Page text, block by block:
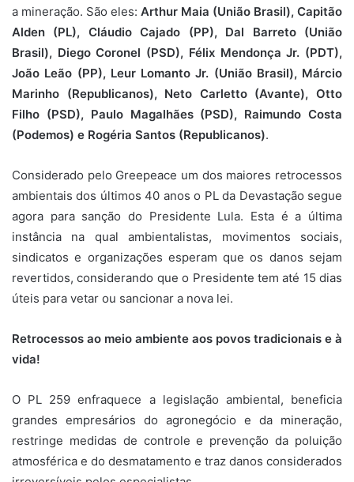
a mineração. São eles: Arthur Maia (União Brasil), Capitão
Alden (PL), Cláudio Cajado (PP), Dal Barreto (União
Brasil), Diego Coronel (PSD), Félix Mendonça Jr. (PDT),
João Leão (PP), Leur Lomanto Jr. (União Brasil), Márcio
Marinho (Republicanos), Neto Carletto (Avante), Otto
Filho (PSD), Paulo Magalhães (PSD), Raimundo Costa
(Podemos) e Rogéria Santos (Republicanos).
Considerado pelo Greepeace um dos maiores retrocessos
ambientais dos últimos 40 anos o PL da Devastação segue
agora para sanção do Presidente Lula. Esta é a última
instância na qual ambientalistas, movimentos sociais,
sindicatos e organizações esperam que os danos sejam
revertidos, considerando que o Presidente tem até 15 dias
úteis para vetar ou sancionar a nova lei.
Retrocessos ao meio ambiente aos povos tradicionais e à
vida!
O PL 259 enfraquece a legislação ambiental, beneficia
grandes empresários do agronegócio e da mineração,
restringe medidas de controle e prevenção da poluição
atmosférica e do desmatamento e traz danos considerados